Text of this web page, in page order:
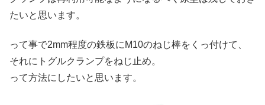
たいと思います。
って事で2mm程度の鉄板にM10のねじ棒をくっ付けて、
それにトグルクランプをねじ止め。
って方法にしたいと思います。